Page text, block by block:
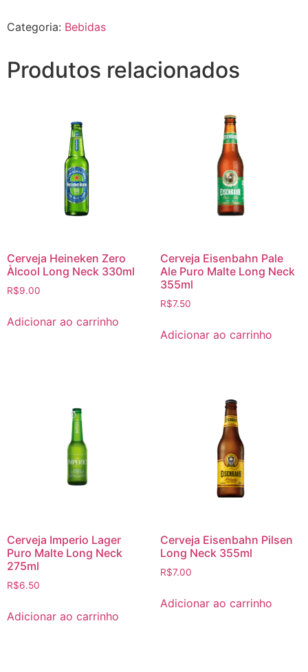
Categoria: Bebidas
Produtos relacionados
Cerveja Heineken Zero
Àlcool Long Neck 330ml
R$9.00
Adicionar ao carrinho
Cerveja Eisenbahn Pale
Ale Puro Malte Long Neck
355ml
R$7.50
Adicionar ao carrinho
Cerveja Imperio Lager
Puro Malte Long Neck
275ml
R$6.50
Adicionar ao carrinho
Cerveja Eisenbahn Pilsen
Long Neck 355ml
R$7.00
Adicionar ao carrinho